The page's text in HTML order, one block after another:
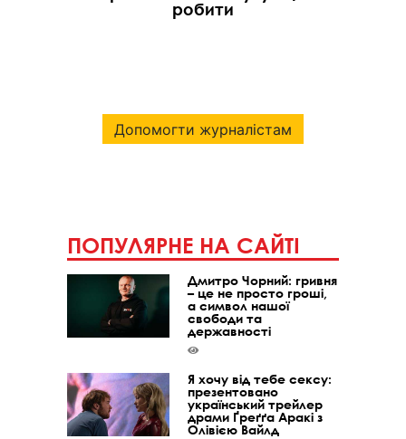
робити
Допомогти журналістам
ПОПУЛЯРНЕ НА САЙТІ
Дмитро Чорний: гривня
– це не просто гроші,
а символ нашої
свободи та
державності
Я хочу від тебе сексу:
презентовано
український трейлер
драми Ґреґґа Аракі з
Олівією Вайлд